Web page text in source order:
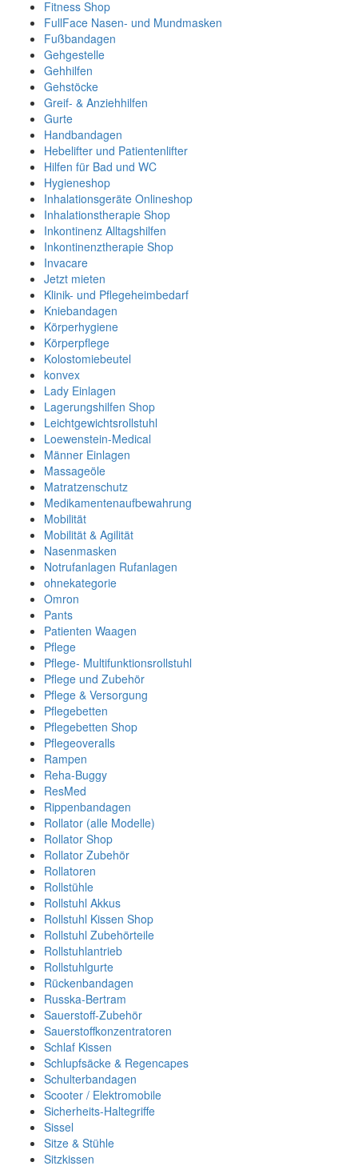
Fitness Shop
FullFace Nasen- und Mundmasken
Fußbandagen
Gehgestelle
Gehhilfen
Gehstöcke
Greif- & Anziehhilfen
Gurte
Handbandagen
Hebelifter und Patientenlifter
Hilfen für Bad und WC
Hygieneshop
Inhalationsgeräte Onlineshop
Inhalationstherapie Shop
Inkontinenz Alltagshilfen
Inkontinenztherapie Shop
Invacare
Jetzt mieten
Klinik- und Pflegeheimbedarf
Kniebandagen
Körperhygiene
Körperpflege
Kolostomiebeutel
konvex
Lady Einlagen
Lagerungshilfen Shop
Leichtgewichtsrollstuhl
Loewenstein-Medical
Männer Einlagen
Massageöle
Matratzenschutz
Medikamentenaufbewahrung
Mobilität
Mobilität & Agilität
Nasenmasken
Notrufanlagen Rufanlagen
ohnekategorie
Omron
Pants
Patienten Waagen
Pflege
Pflege- Multifunktionsrollstuhl
Pflege und Zubehör
Pflege & Versorgung
Pflegebetten
Pflegebetten Shop
Pflegeoveralls
Rampen
Reha-Buggy
ResMed
Rippenbandagen
Rollator (alle Modelle)
Rollator Shop
Rollator Zubehör
Rollatoren
Rollstühle
Rollstuhl Akkus
Rollstuhl Kissen Shop
Rollstuhl Zubehörteile
Rollstuhlantrieb
Rollstuhlgurte
Rückenbandagen
Russka-Bertram
Sauerstoff-Zubehör
Sauerstoffkonzentratoren
Schlaf Kissen
Schlupfsäcke & Regencapes
Schulterbandagen
Scooter / Elektromobile
Sicherheits-Haltegriffe
Sissel
Sitze & Stühle
Sitzkissen